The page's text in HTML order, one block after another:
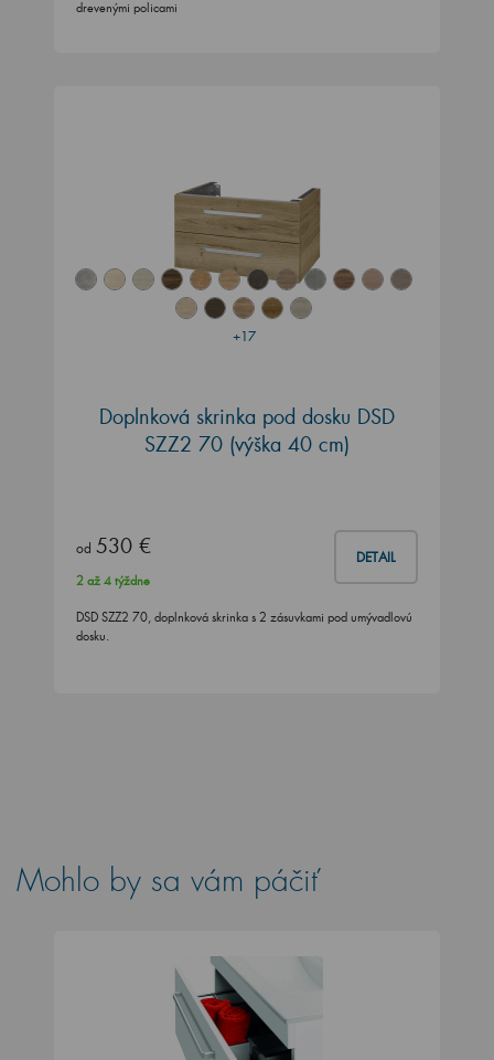
drevenými policami
+17
Doplnková skrinka pod dosku DSD
SZZ2 70 (výška 40 cm)
od 530 € DETAIL
2 až 4 týždne
DSD SZZ2 70, doplnková skrinka s 2 zásuvkami pod umývadlovú
dosku.
Mohlo by sa vám páčiť